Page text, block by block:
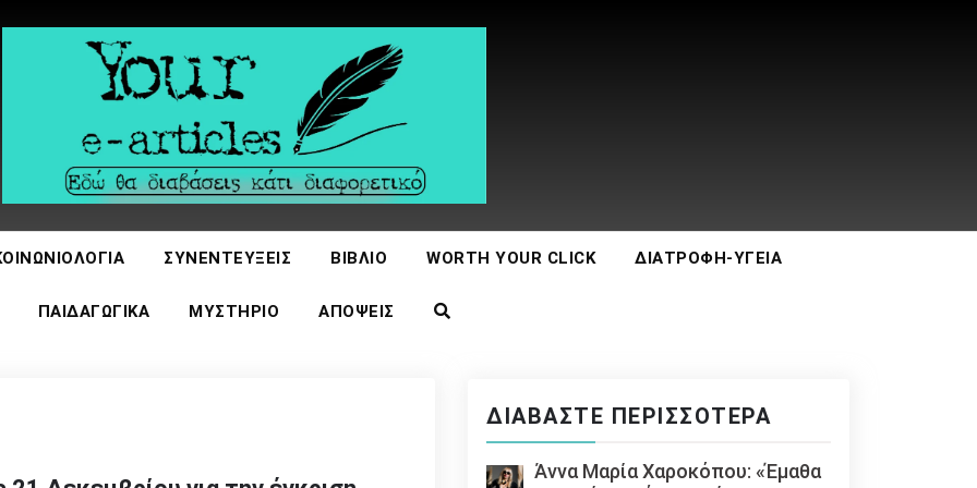
ΣΥΝΕΝΤΕΎΞΕΙΣ ΒΙΒΛΊΟ WORTH YOUR CLICK ΔΙΑΤΡΟΦΉ-ΥΓΕΊΑ
ΠΑΙΔΑΓΩΓΙΚΆ ΜΥΣΤΉΡΙΟ ΑΠΌΨΕΙΣ
ΔΙΑΒΆΣΤΕ ΠΕΡΙΣΣΌΤΕΡΑ
Άννα Μαρία Χαροκόπου: «Έμαθα